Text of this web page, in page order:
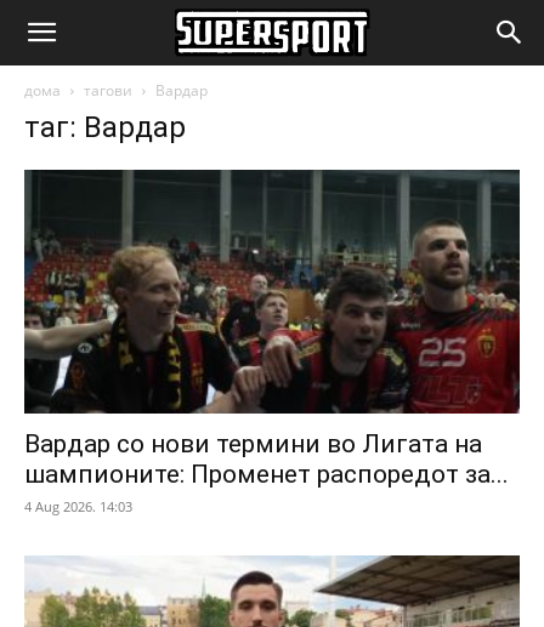
SuperSport.mk
дома тагови Вардар
таг: Вардар
Вардар со нови термини во Лигата на
шампионите: Променет распоредот за...
4 Aug 2026. 14:03